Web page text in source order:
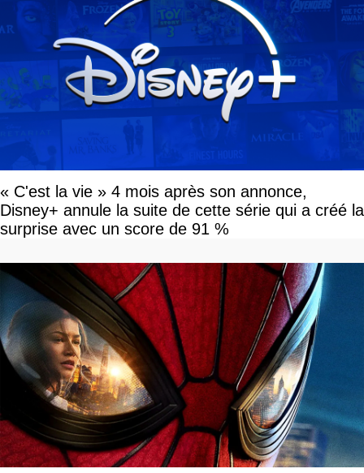
« C'est la vie » 4 mois après son annonce,
Disney+ annule la suite de cette série qui a créé la
surprise avec un score de 91 %